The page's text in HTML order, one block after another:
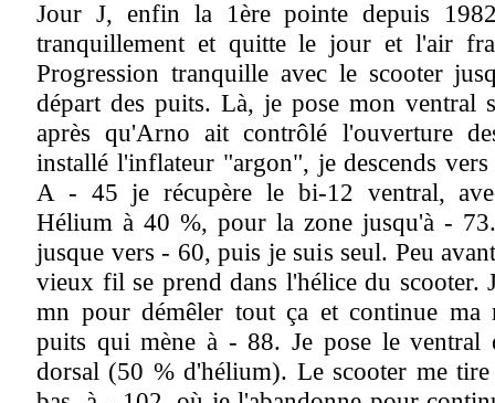
Jour J, enfin la 1ère pointe depuis
tranquillement et quitte le jour et l'air
Progression tranquille avec le scooter
départ des puits. Là, je pose mon ventral
après qu'Arno ait contrôlé l'ouverture
installé l'inflateur "argon", je descends
A - 45 je récupère le bi-12 ventral,
Hélium à 40 %, pour la zone jusqu'à -
jusque vers - 60, puis je suis seul. Peu
vieux fil se prend dans l'hélice du scooter.
mn pour démêler tout ça et continue
puits qui mène à - 88. Je pose le ventral
dorsal (50 % d'hélium). Le scooter me